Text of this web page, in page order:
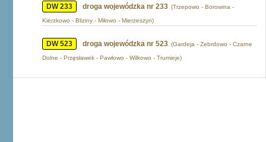
DW 233 droga wojewódzka nr 233 (Trzepowo - Borowina -
Kierzkowo - Bliziny - Miłowo - Mierzeszyn)
DW 523 droga wojewódzka nr 523 (Gardeja - Zebrdowo - Czarne
Dolne - Przęsławek - Pawłowo - Wilkowo - Trumieje)